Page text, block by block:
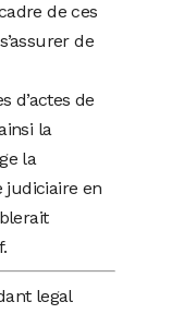
de ces
de
d’actes de
la
la
en
legal